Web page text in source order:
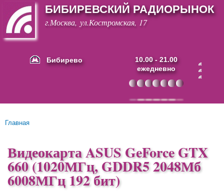
Перейти к
основному
содержанию
БИБИРЕВСКИЙ РАДИОРЫНОК
г.Москва, ул.Костромская, 17
Бибирево
10.00 - 21.00
ежедневно
Основные ссылки
Вы здесь
Главная
Видеокарта ASUS GeForce GTX
660 (1020МГц, GDDR5 2048Мб
6008МГц 192 бит)